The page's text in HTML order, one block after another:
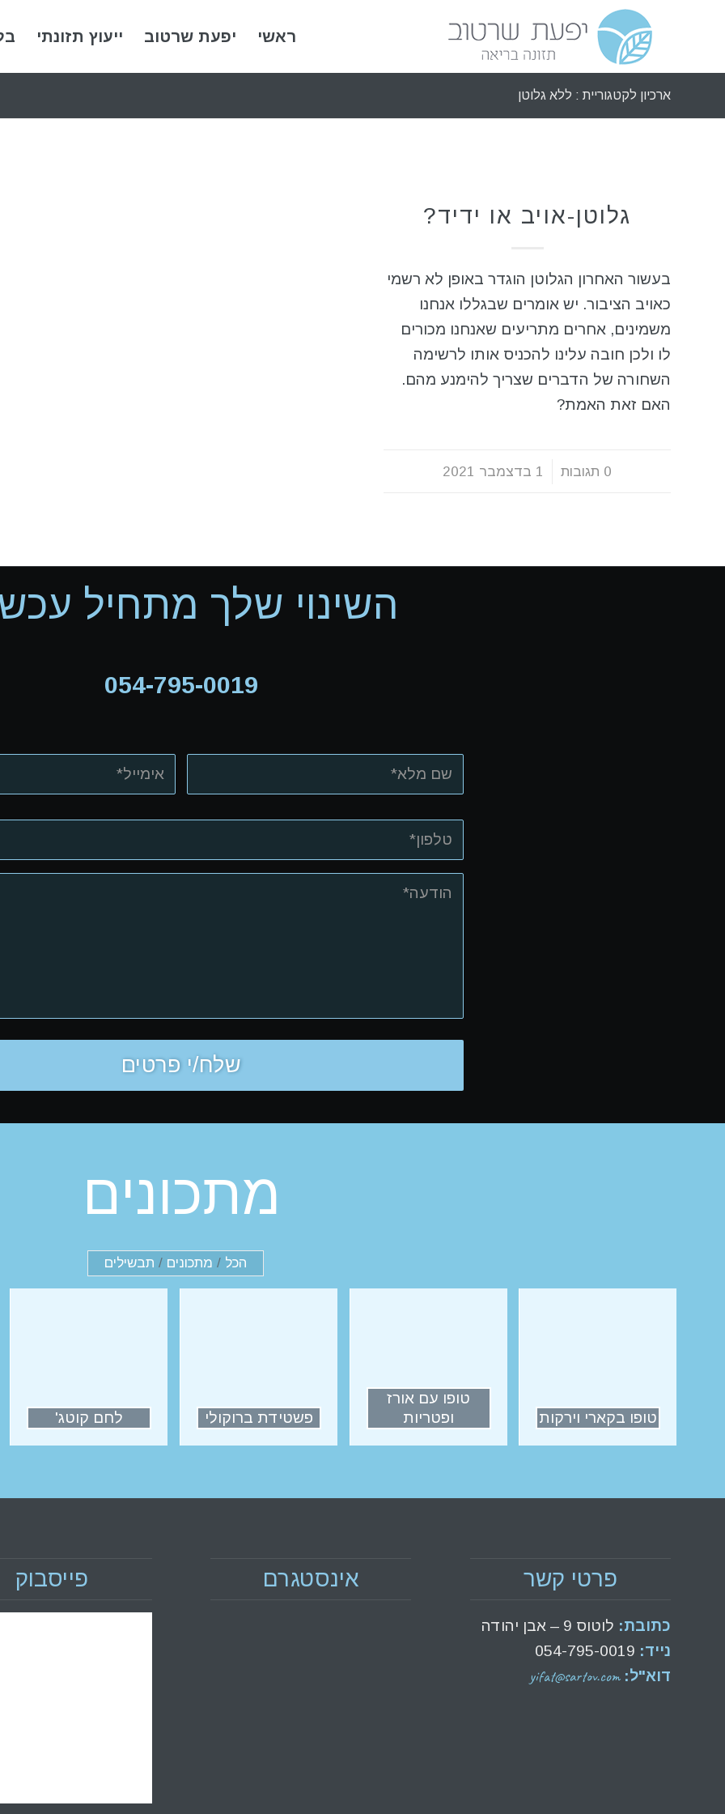
ראשי יפעת שרטוב ייעוץ תזונתי
ארכיון לקטגוריית : ללא גלוטן
גלוטן-אויב או ידיד?
בעשור האחרון הגלוטן הוגדר באופן לא רשמי
כאויב הציבור. יש אומרים שבגללו אנחנו
משמינים, אחרים מתריעים שאנחנו מכורים
לו ולכן חובה עלינו להכניס אותו לרשימה
השחורה של הדברים שצריך להימנע מהם.
האם זאת האמת?
0 תגובות
/ 1 בדצמבר 2021
השינוי שלך מתחיל
054-795-0019
מתכונים
הכל / מתכונים / תבשילים
טופו בקארי וירקות
טופו עם אורז
ופטריות
פשטידת ברוקולי לחם קוטג'
פרטי קשר
כתובת: לוטוס 9 – אבן יהודה
נייד: 054-795-0019
דוא"ל:yifat@sartov.com
אינסטגרם פייסבוק